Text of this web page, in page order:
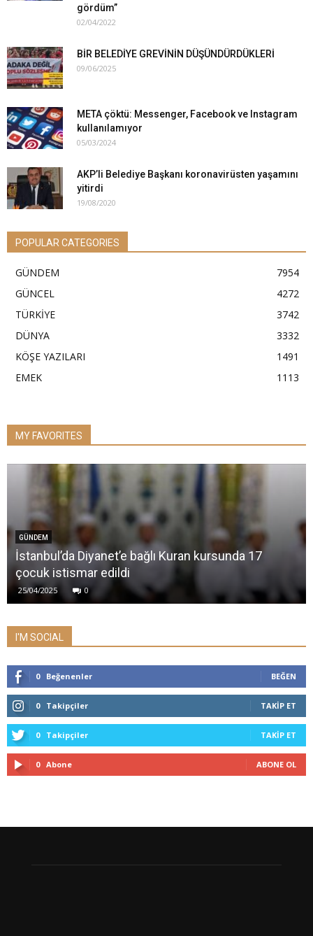
gördüm”
02/04/2022
BİR BELEDİYE GREVİNİN DÜŞÜNDÜRDÜKLERİ
09/06/2025
META çöktü: Messenger, Facebook ve Instagram
kullanılamıyor
05/03/2024
AKP’li Belediye Başkanı koronavirüsten yaşamını
yitirdi
19/08/2020
POPULAR CATEGORIES
GÜNDEM
7954
GÜNCEL
4272
TÜRKİYE
3742
DÜNYA
3332
KÖŞE YAZILARI
1491
EMEK
1113
MY FAVORITES
GÜNDEM
İstanbul’da Diyanet’e bağlı Kuran kursunda 17
çocuk istismar edildi
25/04/2025 0
I'M SOCIAL
0 Beğenenler BEĞEN
0 Takipçiler TAKIP ET
0 Takipçiler TAKIP ET
0 Abone ABONE OL